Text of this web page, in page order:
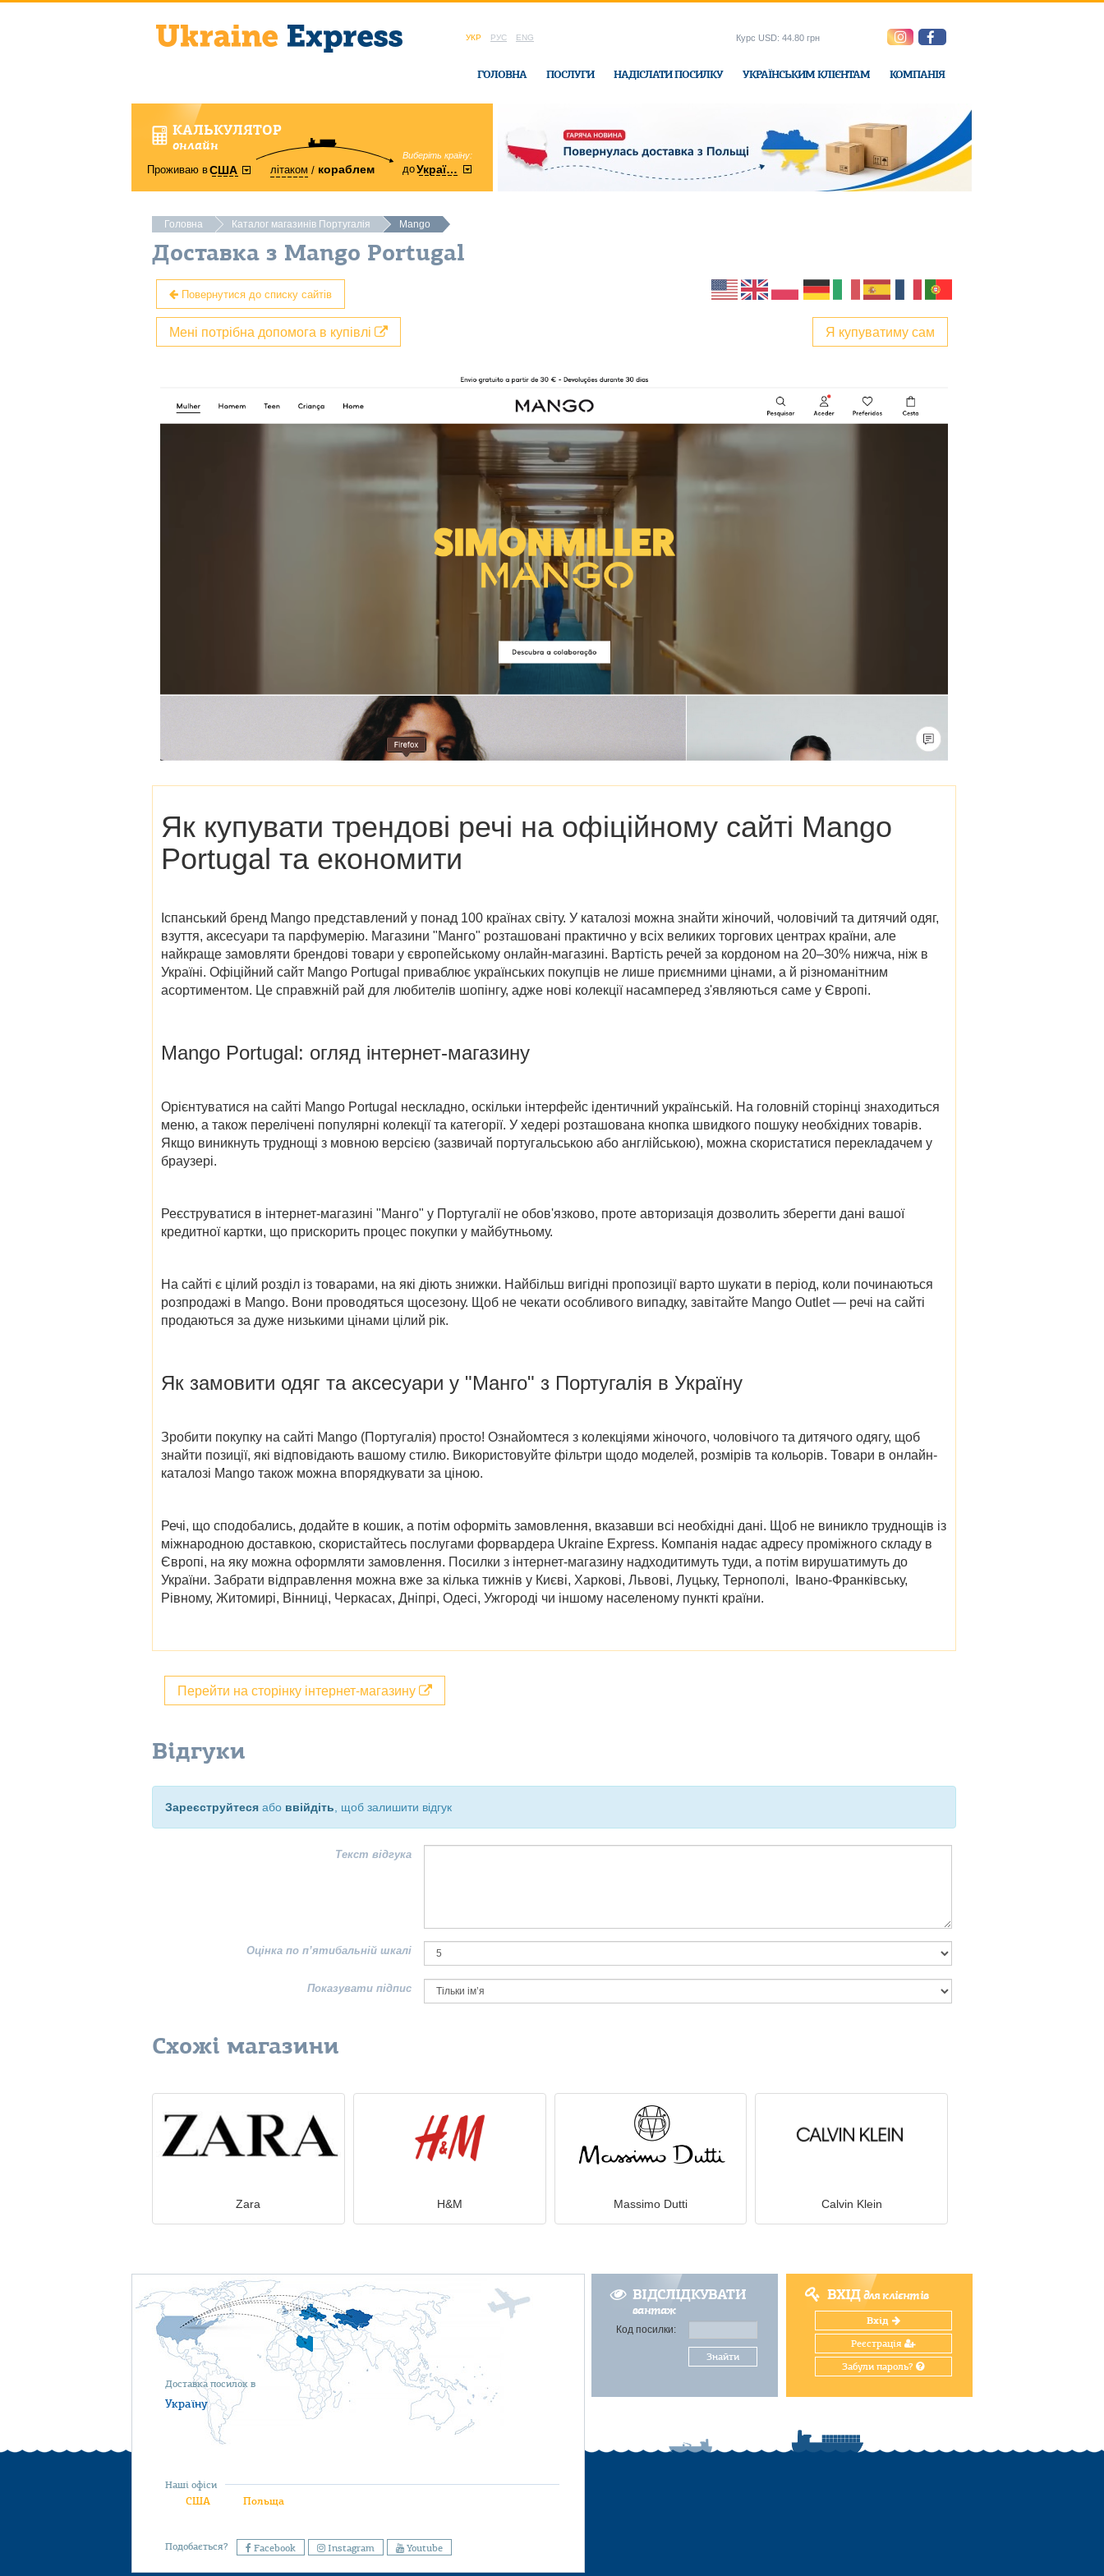
УКР РУС ENG
ГОЛОВНА ПОСЛУГИ НАДІСЛАТИ ПОСИЛКУ УКРАЇНСЬКИМ КЛІЄНТАМ КОМПАНІЯ
Курс USD: 44.80 грн
КАЛЬКУЛЯТОР
онлайн
Проживаю вСША літаком кораблем
Виберіть країну:
доУкраїни
область:
Вінницька в офісі Ukraine-Express
Головна Каталог магазинів Португалія Mango
Доставка з Mango Portugal
Повернутися до списку сайтів
Я купуватиму сам
Мені потрібна допомога в купівлі
Як купувати трендові речі на офіційному сайті Mango
Portugal та економити
Іспанський бренд Mango представлений у понад 100 країнах світу. У каталозі можна знайти жіночий, чоловічий та дитячий одяг,
взуття, аксесуари та парфумерію. Магазини "Манго" розташовані практично у всіх великих торгових центрах країни, але
найкраще замовляти брендові товари у європейському онлайн-магазині. Вартість речей за кордоном на 20–30% нижча, ніж в
Україні. Офіційний сайт Mango Portugal приваблює українських покупців не лише приємними цінами, а й різноманітним
асортиментом. Це справжній рай для любителів шопінгу, адже нові колекції насамперед з'являються саме у Європі.
Mango Portugal: огляд інтернет-магазину
Орієнтуватися на сайті Mango Portugal нескладно, оскільки інтерфейс ідентичний українській. На головній сторінці знаходиться
меню, а також перелічені популярні колекції та категорії. У хедері розташована кнопка швидкого пошуку необхідних товарів.
Якщо виникнуть труднощі з мовною версією (зазвичай португальською або англійською), можна скористатися перекладачем у
браузері.
Реєструватися в інтернет-магазині "Манго" у Португаліїне обов'язково, проте авторизація дозволить зберегти дані вашої
кредитної картки, що прискорить процес покупки у майбутньому.
На сайті є цілий розділ із товарами, на які діють знижки. Найбільш вигідні пропозиції варто шукати в період, коли починаються
розпродажі в Mango. Вони проводяться щосезону. Щоб не чекати особливого випадку, завітайте Mango Outlet— речі на сайті
продаються за дуже низькими цінами цілий рік.
Як замовити одяг та аксесуари у "Манго" з Португалія в Україну
Зробити покупку на сайті Mango (Португалія) просто! Ознайомтеся з колекціями жіночого, чоловічого та дитячого одягу, щоб
знайти позиції, які відповідають вашому стилю. Використовуйте фільтри щодо моделей, розмірів та кольорів. Товари в онлайн-
каталозі Mango також можна впорядкувати за ціною.
Речі, що сподобались, додайте в кошик, а потім оформіть замовлення, вказавши всі необхідні дані. Щоб не виникло труднощів із
міжнародною доставкою, скористайтесь послугами форвардера Ukraine Express. Компанія надає адресу проміжного складу в
Європі, на яку можна оформляти замовлення. Посилки з інтернет-магазину надходитимуть туди, а потім вирушатимуть до
України. Забрати відправлення можна вже за кілька тижнів у Києві, Харкові, Львові, Луцьку, Тернополі, Івано-Франківську,
Рівному, Житомирі, Вінниці, Черкасах, Дніпрі, Одесі, Ужгороді чи іншому населеному пункті країни.
Перейти на сторінку інтернет-магазину
Відгуки
Зареєструйтеся або ввійдіть , щоб залишити відгук
Текст відгука
Оцінка по п’ятибальній шкалі
Показувати підпис
Схожі магазини
Zara H&M Massimo Dutti Calvin Klein
ВІДСЛІДКУВАТИ
вантаж
Код посилки:
Знайти
ВХІДдля клієнтів
Вхід
Реєстрація
Забули пароль?
Доставка посилок в
Україну
Наші офіси
США Польща
Подобається? Facebook Instagram Youtube